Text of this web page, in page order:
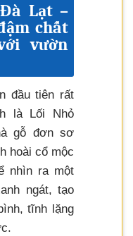
Lạt –
chất
vườn
đầu tiên rất
là Lối Nhỏ
gỗ đơn sơ
hoài cổ mộc
nhìn ra một
ngát, tạo
tĩnh lặng